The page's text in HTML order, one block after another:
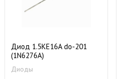
Диод 1.5KE16A do-201
(1N6276A)
Диоды